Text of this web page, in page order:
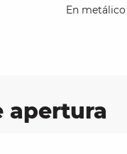
En metálico
apertura